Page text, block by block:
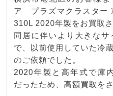
ア プラズマクラスター
310L 2020年製をお買取
同居に伴いより大きな
で、以前使用していた冷
のご依頼でした。
2020年製と高年式で庫
だったため、高額買取を